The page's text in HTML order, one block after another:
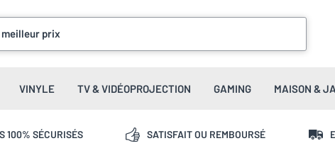
meilleur prix
VINYLE TV & VIDÉOPROJECTION GAMING MAISON &
100% SÉCURISÉS SATISFAIT OU REMBOURSÉ